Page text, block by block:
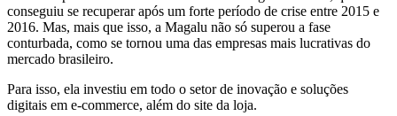
conseguiu se recuperar após um forte período de crise entre 2015 e
2016. Mas, mais que isso, a Magalu não só superou a fase
conturbada, como se tornou uma das empresas mais lucrativas do
mercado brasileiro.
Para isso, ela investiu em todo o setor de inovação e soluções
digitais em e-commerce, além do site da loja.